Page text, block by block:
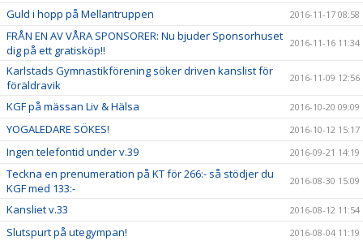
Guld i hopp på Mellantruppen 2016-11-17 08:58
FRÅN EN AV VÅRA SPONSORER: Nu bjuder Sponsorhuset
dig på ett gratisköp!!
2016-11-16 11:34
Karlstads Gymnastikförening söker driven kanslist för
föräldravik
2016-11-09 12:56
KGF på mässan Liv & Hälsa 2016-10-20 09:09
YOGALEDARE SÖKES! 2016-10-12 15:17
Ingen telefontid under v.39 2016-09-21 14:19
Teckna en prenumeration på KT för 266:- så stödjer du
KGF med 133:-
2016-08-30 15:09
Kansliet v.33 2016-08-12 11:54
Slutspurt på utegympan! 2016-08-04 11:19